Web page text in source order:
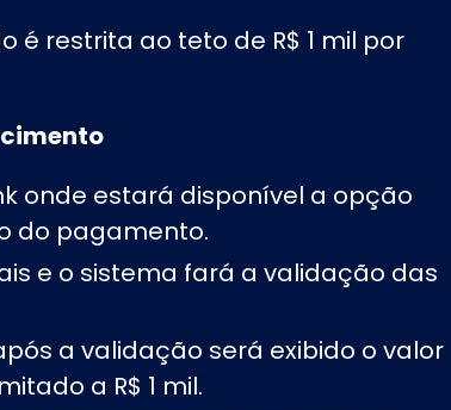
é restrita ao teto de R$ 1 mil por
onde estará disponível a opção
do pagamento.
e o sistema fará a validação das
a validação será exibido o valor
a R$ 1 mil.